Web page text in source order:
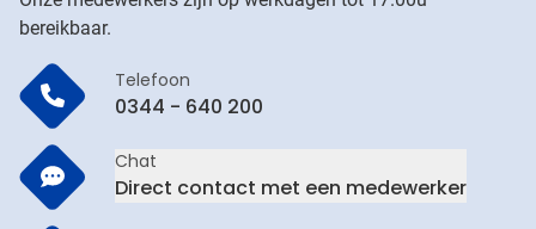
bereikbaar.
Telefoon
0344 - 640 200
Chat
Direct contact met een medewerker